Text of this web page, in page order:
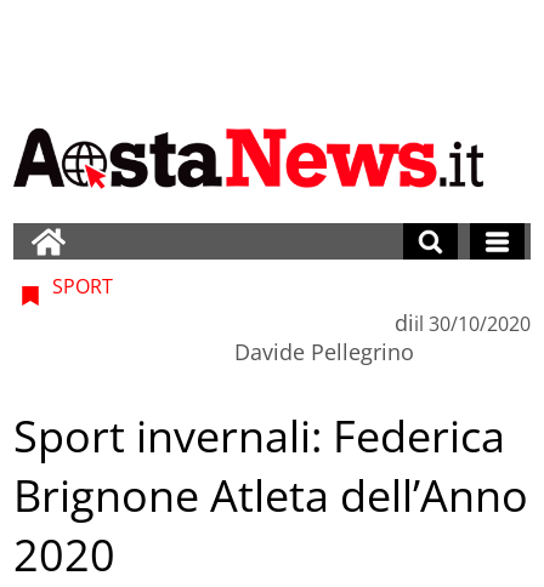
SPORT
di
Davide Pellegrino
il 30/10/2020
Sport invernali: Federica
Brignone Atleta dell’Anno
2020